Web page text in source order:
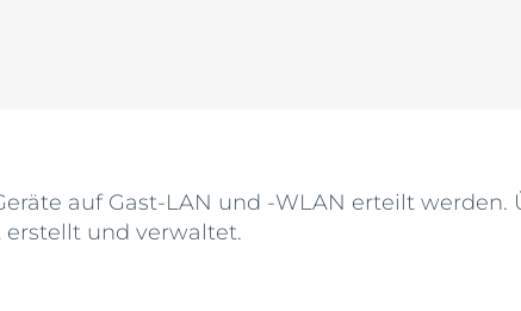
auf Gast-LAN und -WLAN erteilt werden.
erstellt und verwaltet.